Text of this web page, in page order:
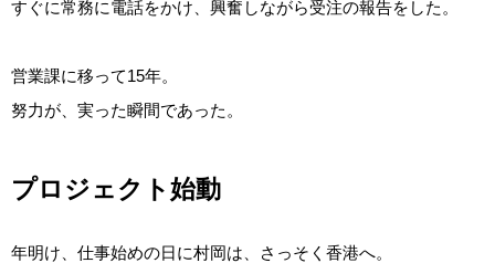
すぐに常務に電話をかけ、興奮しながら受注の報告をした。
営業課に移って15年。
努力が、実った瞬間であった。
プロジェクト始動
年明け、仕事始めの日に村岡は、さっそく香港へ。